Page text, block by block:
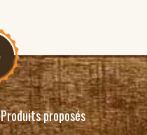
Produits proposés